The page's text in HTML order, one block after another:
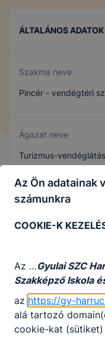
ÁLTALÁNOS ADATOK
Szakma neve
Pincér - vendégtéri
Ágazat neve
Turizmus-vendéglátás
Szakmajegyzék száma
Képzés időtartama
3 év
Választható
Az Ön adatainak
számunkra
COOKIE-K
Az …Gyulai SZC
Szakképző Iskola
az https://gy-
alá tartozó
cookie-kat (sütiket)